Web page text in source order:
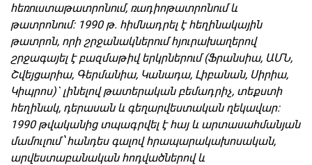
հեռուստաթատրոնում, ռադիոթատրոնում և
թատրոնում։ 1990 թ. հիմնադրել է հեղինակային
թատրոն, որի շրջանակներում հյուրախաղերով
շրջագայել է բազմաթիվ երկրներում (Ֆրանսիա, ԱՄՆ,
Շվեյցարիա, Գերմանիա, Կանադա, Լիբանան, Սիրիա,
Կիպրոս)` լինելով թատերական բեմադրիչ, տեքստի
հեղինակ, դերասան և գեղարվեստական ղեկավար։
1990 թվականից տպագրվել է հայ և արտասահմանյան
մամուլում՝ հանդես գալով հրապարակախոսական,
արվեստաբանական հոդվածներով և